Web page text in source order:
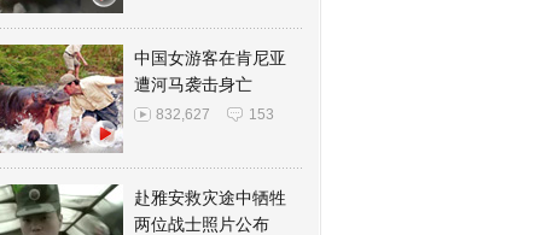
中国女游客在肯尼亚
遭河马袭击身亡
832,627 153
赴雅安救灾途中牺牲
两位战士照片公布